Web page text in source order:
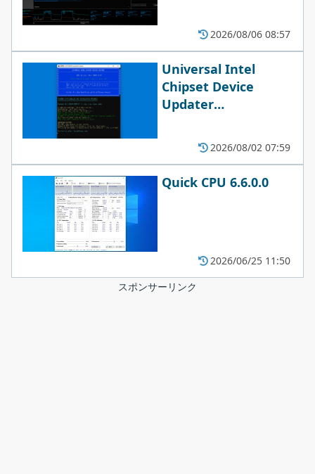
2026/08/06 08:57
Universal Intel
Chipset Device
Updater
2026/08/02 07:59
Quick CPU 6.6.0.0
2026/06/25 11:50
スポンサーリンク